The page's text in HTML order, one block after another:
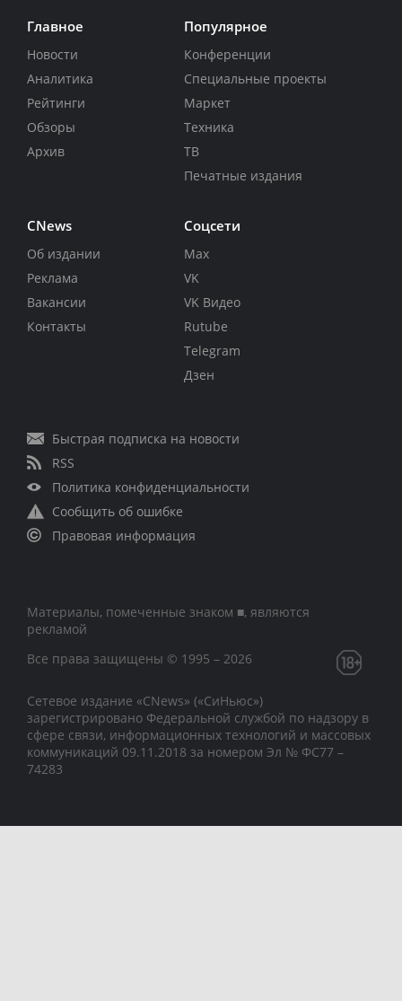
Главное
Новости
Аналитика
Рейтинги
Обзоры
Архив
Популярное
Конференции
Специальные проекты
Маркет
Техника
ТВ
Печатные издания
CNews
Об издании
Реклама
Вакансии
Контакты
Соцсети
Max
VK
VK Видео
Rutube
Telegram
Дзен
Быстрая подписка на новости
RSS
Политика конфиденциальности
Сообщить об ошибке
Правовая информация
Материалы, помеченные знаком ■, являются
рекламой
Все права защищены © 1995 – 2026
Сетевое издание «CNews» («СиНьюс»)
зарегистрировано Федеральной службой по надзору в
сфере связи, информационных технологий и массовых
коммуникаций 09.11.2018 за номером Эл № ФС77 –
74283